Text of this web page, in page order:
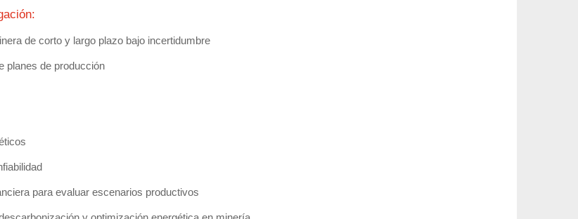
de corto y largo plazo bajo incertidumbre
planes de producción
para evaluar escenarios productivos